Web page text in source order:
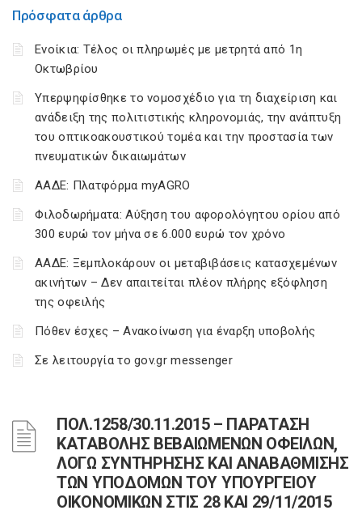
Πρόσφατα άρθρα
Ενοίκια: Τέλος οι πληρωμές με μετρητά από 1η
Οκτωβρίου
Υπερψηφίσθηκε το νομοσχέδιο για τη διαχείριση και
ανάδειξη της πολιτιστικής κληρονομιάς, την ανάπτυξη
του οπτικοακουστικού τομέα και την προστασία των
πνευματικών δικαιωμάτων
ΑΑΔΕ: Πλατφόρμα myAGRO
Φιλοδωρήματα: Αύξηση του αφορολόγητου ορίου από
300 ευρώ τον μήνα σε 6.000 ευρώ τον χρόνο
ΑΑΔΕ: Ξεμπλοκάρουν οι μεταβιβάσεις κατασχεμένων
ακινήτων – Δεν απαιτείται πλέον πλήρης εξόφληση
της οφειλής
Πόθεν έσχες – Ανακοίνωση για έναρξη υποβολής
Σε λειτουργία το gov.gr messenger
ΠΟΛ.1258/30.11.2015 – ΠΑΡΑΤΑΣΗ
ΚΑΤΑΒΟΛΗΣ ΒΕΒΑΙΩΜΕΝΩΝ ΟΦΕΙΛΩΝ,
ΛΟΓΩ ΣΥΝΤΗΡΗΣΗΣ ΚΑΙ ΑΝΑΒΑΘΜΙΣΗΣ
ΤΩΝ ΥΠΟΔΟΜΩΝ ΤΟΥ ΥΠΟΥΡΓΕΙΟΥ
ΟΙΚΟΝΟΜΙΚΩΝ ΣΤΙΣ 28 ΚΑΙ 29/11/2015